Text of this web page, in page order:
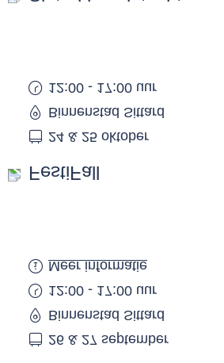
26 & 27 september
Binnenstad Sittard
12:00 - 17:00 uur
Meer informatie
FestiFall
24 & 25 oktober
Binnenstad Sittard
12:00 - 17:00 uur